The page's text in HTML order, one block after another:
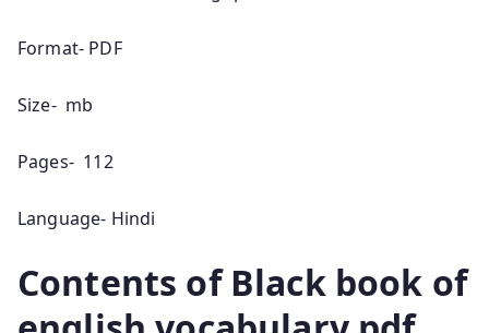
Format- PDF
Size- mb
Pages- 112
Language- Hindi
Contents of Black book of